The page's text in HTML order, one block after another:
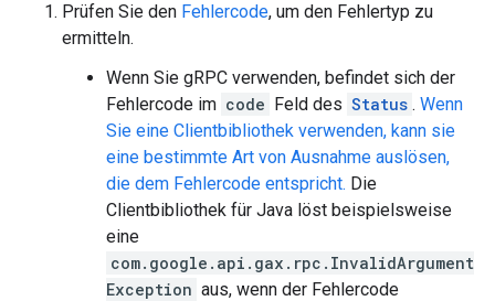
Prüfen Sie den Fehlercode, um den Fehlertyp zu
ermitteln.
Wenn Sie gRPC verwenden, befindet sich der
Fehlercode im code Feld des Status . Wenn
Sie eine Clientbibliothek verwenden, kann sie
eine bestimmte Art von Ausnahme auslösen,
die dem Fehlercode entspricht. Die
Clientbibliothek für Java löst beispielsweise
eine
com.google.api.gax.rpc.InvalidArgument
Exception aus, wenn der Fehlercode